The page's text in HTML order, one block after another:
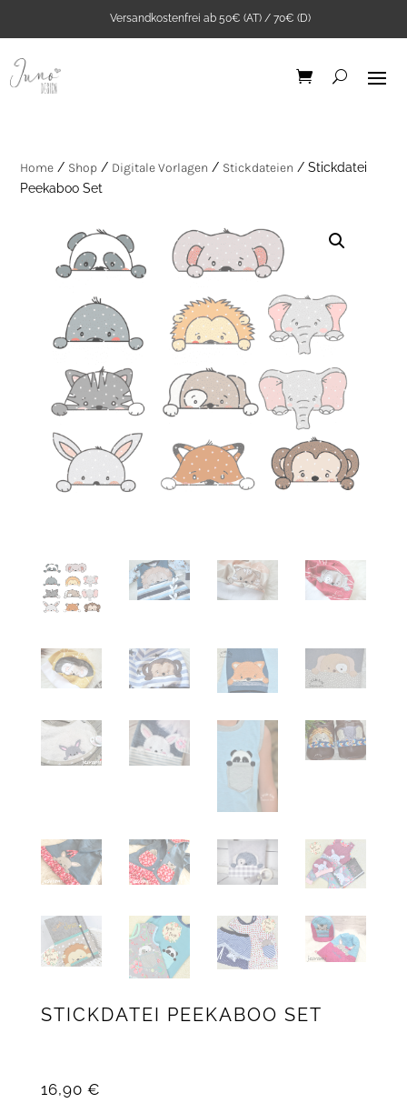
Versandkostenfrei ab 50€ (AT) / 70€ (D)
Home / Shop / Digitale Vorlagen / Stickdateien / Stickdatei
Peekaboo Set
STICKDATEI PEEKABOO SET
16,90 €